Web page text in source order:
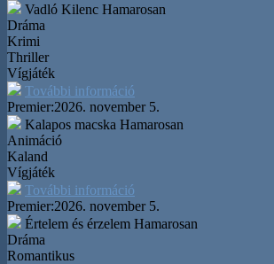
Vadló Kilenc Hamarosan
Dráma
Krimi
Thriller
Vígjáték
További információ
Premier:2026. november 5.
Kalapos macska Hamarosan
Animáció
Kaland
Vígjáték
További információ
Premier:2026. november 5.
Értelem és érzelem Hamarosan
Dráma
Romantikus